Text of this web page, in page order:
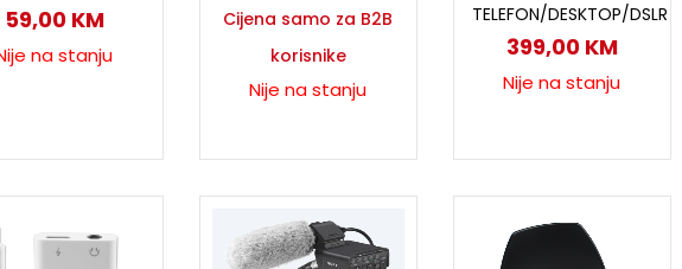
59,00 KM
na stanju
Cijena samo za B2B
korisnike
Nije na stanju
TELEFON/DESKTOP/DSLR
399,00 KM
Nije na stanju